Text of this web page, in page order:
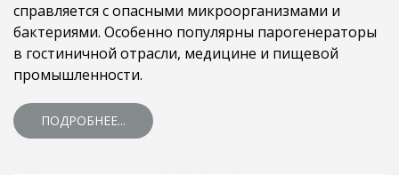
справляется с опасными микроорганизмами и
бактериями. Особенно популярны парогенераторы
в гостиничной отрасли, медицине и пищевой
промышленности.
ПОДРОБНЕЕ...